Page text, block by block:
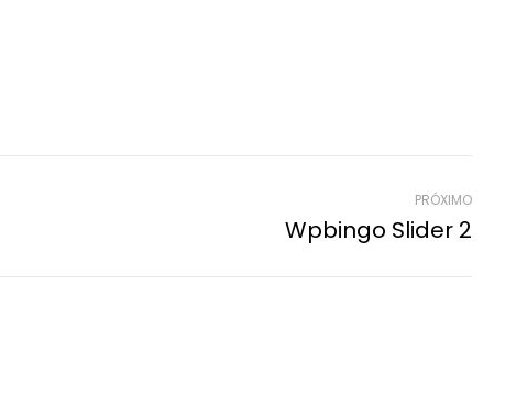
PRÓXIMO
Wpbingo Slider 2